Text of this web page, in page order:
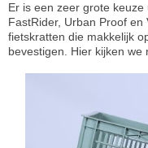
Er is een zeer grote keuze
FastRider, Urban Proof
fietskratten die makkelijk
bevestigen. Hier kijken we